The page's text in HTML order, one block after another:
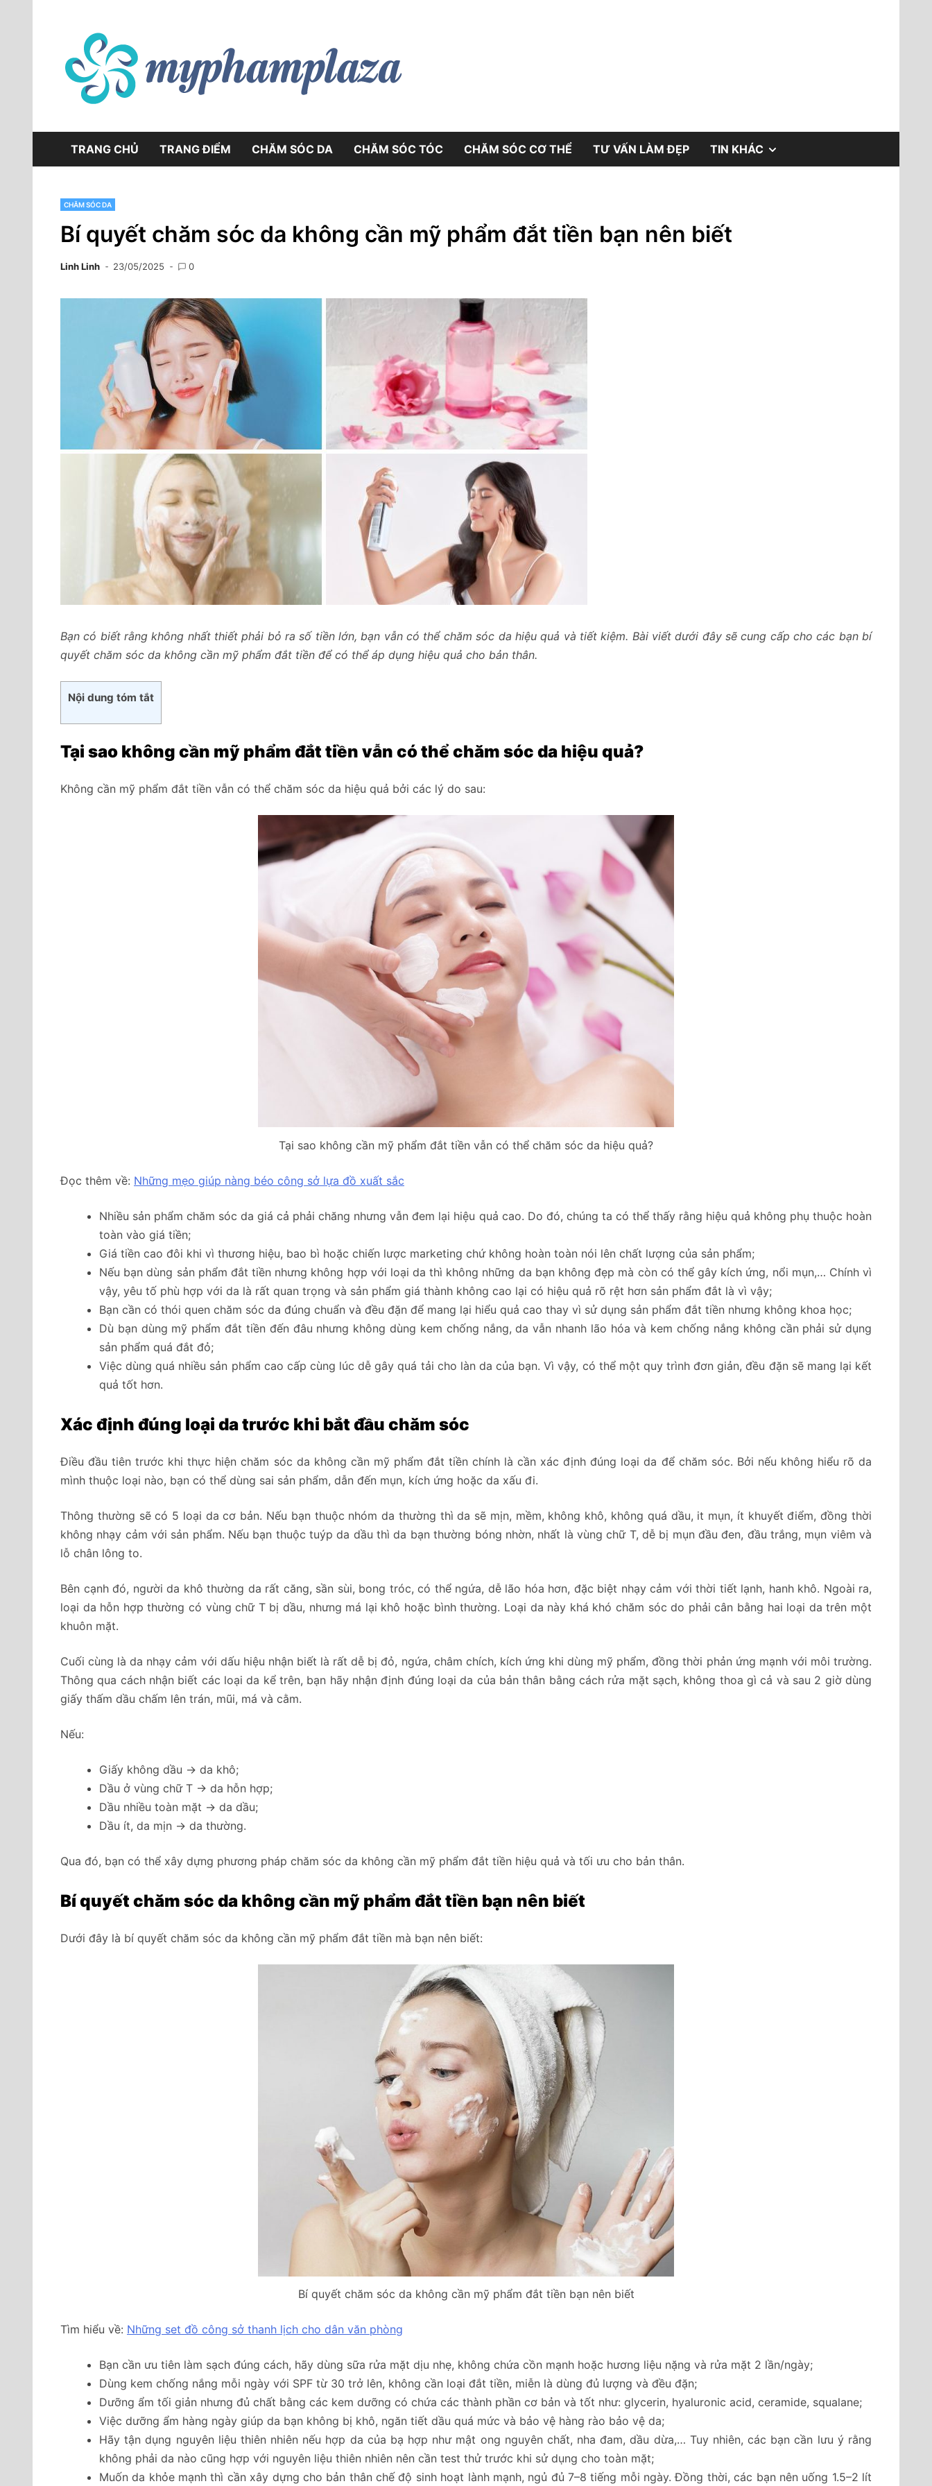
TRANG CHỦ TRANG ĐIỂM CHĂM SÓC DA CHĂM SÓC TÓC CHĂM SÓC CƠ THỂ TƯ VẤN LÀM ĐẸP TIN KHÁC
CHĂM SÓC DA
Bí quyết chăm sóc da không cần mỹ phẩm đắt tiền bạn nên biết
Linh Linh 23/05/2025 0
Bạn có biết rằng không nhất thiết phải bỏ ra số tiền lớn, bạn vẫn có thể chăm sóc da hiệu quả và tiết kiệm. Bài viết dưới đây sẽ cung cấp cho các bạn bí
quyết chăm sóc da không cần mỹ phẩm đắt tiền để có thể áp dụng hiệu quả cho bản thân.
Nội dung tóm tắt
Tại sao không cần mỹ phẩm đắt tiền vẫn có thể chăm sóc da hiệu quả?
Không cần mỹ phẩm đắt tiền vẫn có thể chăm sóc da hiệu quả bởi các lý do sau:
Tại sao không cần mỹ phẩm đắt tiền vẫn có thể chăm sóc da hiệu quả?
Đọc thêm về: Những mẹo giúp nàng béo công sở lựa đồ xuất sắc
Nhiều sản phẩm chăm sóc da giá cả phải chăng nhưng vẫn đem lại hiệu quả cao. Do đó, chúng ta có thể thấy rằng hiệu quả không phụ thuộc hoàn
toàn vào giá tiền;
Giá tiền cao đôi khi vì thương hiệu, bao bì hoặc chiến lược marketing chứ không hoàn toàn nói lên chất lượng của sản phẩm;
Nếu bạn dùng sản phẩm đắt tiền nhưng không hợp với loại da thì không những da bạn không đẹp mà còn có thể gây kích ứng, nổi mụn,… Chính vì
vậy, yêu tố phù hợp với da là rất quan trọng và sản phẩm giá thành không cao lại có hiệu quả rõ rệt hơn sản phẩm đắt là vì vậy;
Bạn cần có thói quen chăm sóc da đúng chuẩn và đều đặn để mang lại hiểu quả cao thay vì sử dụng sản phẩm đắt tiền nhưng không khoa học;
Dù bạn dùng mỹ phẩm đắt tiền đến đâu nhưng không dùng kem chống nắng, da vẫn nhanh lão hóa và kem chống nắng không cần phải sử dụng
sản phẩm quá đắt đỏ;
Việc dùng quá nhiều sản phẩm cao cấp cùng lúc dễ gây quá tải cho làn da của bạn. Vì vậy, có thể một quy trình đơn giản, đều đặn sẽ mang lại kết
quả tốt hơn.
Xác định đúng loại da trước khi bắt đầu chăm sóc
Điều đầu tiên trước khi thực hiện chăm sóc da không cần mỹ phẩm đắt tiền chính là cần xác định đúng loại da để chăm sóc. Bởi nếu không hiểu rõ da
mình thuộc loại nào, bạn có thể dùng sai sản phẩm, dẫn đến mụn, kích ứng hoặc da xấu đi.
Thông thường sẽ có 5 loại da cơ bản. Nếu bạn thuộc nhóm da thường thì da sẽ mịn, mềm, không khô, không quá dầu, it mụn, ít khuyết điểm, đồng thời
không nhạy cảm với sản phẩm. Nếu bạn thuộc tuýp da dầu thì da bạn thường bóng nhờn, nhất là vùng chữ T, dễ bị mụn đầu đen, đầu trắng, mụn viêm và
lỗ chân lông to.
Bên cạnh đó, người da khô thường da rất căng, sần sùi, bong tróc, có thể ngứa, dễ lão hóa hơn, đặc biệt nhạy cảm với thời tiết lạnh, hanh khô. Ngoài ra,
loại da hỗn hợp thường có vùng chữ T bị dầu, nhưng má lại khô hoặc bình thường. Loại da này khá khó chăm sóc do phải cân bằng hai loại da trên một
khuôn mặt.
Cuối cùng là da nhạy cảm với dấu hiệu nhận biết là rất dễ bị đỏ, ngứa, châm chích, kích ứng khi dùng mỹ phẩm, đồng thời phản ứng mạnh với môi trường.
Thông qua cách nhận biết các loại da kể trên, bạn hãy nhận định đúng loại da của bản thân bằng cách rửa mặt sạch, không thoa gì cả và sau 2 giờ dùng
giấy thấm dầu chấm lên trán, mũi, má và cằm.
Nếu:
Giấy không dầu → da khô;
Dầu ở vùng chữ T → da hỗn hợp;
Dầu nhiều toàn mặt → da dầu;
Dầu ít, da mịn → da thường.
Qua đó, bạn có thể xây dựng phương pháp chăm sóc da không cần mỹ phẩm đắt tiền hiệu quả và tối ưu cho bản thân.
Bí quyết chăm sóc da không cần mỹ phẩm đắt tiền bạn nên biết
Dưới đây là bí quyết chăm sóc da không cần mỹ phẩm đắt tiền mà bạn nên biết:
Bí quyết chăm sóc da không cần mỹ phẩm đắt tiền bạn nên biết
Tìm hiểu về: Những set đồ công sở thanh lịch cho dân văn phòng
Bạn cần ưu tiên làm sạch đúng cách, hãy dùng sữa rửa mặt dịu nhẹ, không chứa cồn mạnh hoặc hương liệu nặng và rửa mặt 2 lần/ngày;
Dùng kem chống nắng mỗi ngày với SPF từ 30 trở lên, không cần loại đắt tiền, miễn là dùng đủ lượng và đều đặn;
Dưỡng ẩm tối giản nhưng đủ chất bằng các kem dưỡng có chứa các thành phần cơ bản và tốt như: glycerin, hyaluronic acid, ceramide, squalane;
Việc dưỡng ẩm hàng ngày giúp da bạn không bị khô, ngăn tiết dầu quá mức và bảo vệ hàng rào bảo vệ da;
Hãy tận dụng nguyên liệu thiên nhiên nếu hợp da của bạ hợp như mật ong nguyên chất, nha đam, dầu dừa,… Tuy nhiên, các bạn cần lưu ý rằng
không phải da nào cũng hợp với nguyên liệu thiên nhiên nên cần test thử trước khi sử dụng cho toàn mặt;
Muốn da khỏe mạnh thì cần xây dựng cho bản thân chế độ sinh hoạt lành mạnh, ngủ đủ 7–8 tiếng mỗi ngày. Đồng thời, các bạn nên uống 1.5–2 lít